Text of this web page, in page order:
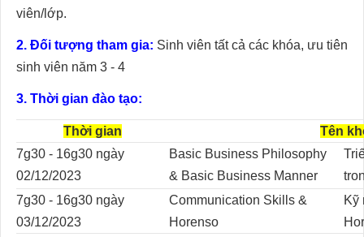
viên/lớp.
2. Đối tượng tham gia: Sinh viên tất cả các khóa, ưu tiên
sinh viên năm 3 - 4
3. Thời gian đào tạo:
Thời gian
Tên
7g30 - 16g30 ngày
02/12/2023
Basic Business Philosophy
& Basic Business Manner
7g30 - 16g30 ngày
03/12/2023
Communication Skills &
Horenso
Kỹ